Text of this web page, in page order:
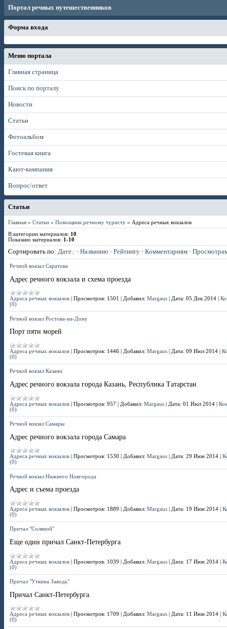
Портал речных путешественников
Форма входа
Меню портала
Главная страница
Поиск по порталу
Новости
Статьи
Фотоальбом
Гостевая книга
Кают-кампания
Вопрос/ответ
Статьи
Главная » Статьи » Помощник речному туристу » Адреса речных вокзалов
В категории материалов: 10
Показано материалов: 1-10
Сортировать по: Дате · Названию · Рейтингу · Комментариям ·
Речной вокзал Саратова
Адрес речного вокзала и схема проезда
Адреса речных вокзалов Просмотров: 1501 Добавил: Margaus Дата: 05 Дек 2014
(0)
Речной вокзал Ростова-на-Дону
Порт пяти морей
Адреса речных вокзалов Просмотров: 1446 Добавил: Margaus Дата: 09 Июл 2014
(0)
Речной вокзал Казани
Адрес речного вокзала города Казань, Республика Татарстан
Адреса речных вокзалов Просмотров: 957 Добавил: Margaus Дата: 01 Июл 2014
(0)
Речной вокзал Самары
Адрес речного вокзала города Самара
Адреса речных вокзалов Просмотров: 1530 Добавил: Margaus Дата: 29 Июн 2014
(0)
Речной вокзал Нижнего Новгорода
Адрес и съема проезда
Адреса речных вокзалов Просмотров: 1889 Добавил: Margaus Дата: 19 Июн 2014
(0)
Причал "Соляной"
Еще один причал Санкт-Петербурга
Адреса речных вокзалов Просмотров: 1039 Добавил: Margaus Дата: 17 Июн 2014
(0)
Причал "Уткина Заводь"
Причал Санкт-Петербурга
Адреса речных вокзалов Просмотров: 1709 Добавил: Margaus Дата: 11 Июн 2014
(0)